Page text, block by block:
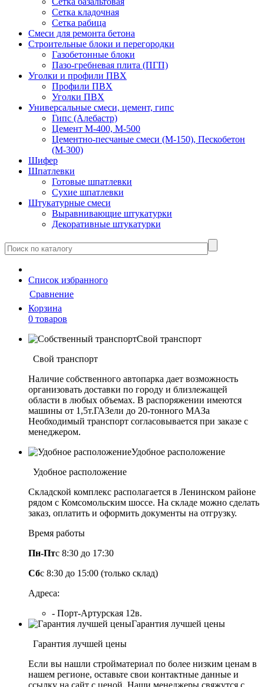
Сетка кладочная
Сетка рабица
Смеси для ремонта бетона
Строительные блоки и перегородки
Газобетонные блоки
Пазо-гребневая плита (ПГП)
Уголки и профили ПВХ
Профили ПВХ
Уголки ПВХ
Универсальные смеси, цемент, гипс
Гипс (Алебастр)
Цемент М-400, М-500
Цементно-песчаные смеси (М-150), Пескобетон
(М-300)
Шифер
Шпатлевки
Готовые шпатлевки
Сухие шпатлевки
Штукатурные смеси
Выравнивающие штукатурки
Декоративные штукатурки
Cписок избранного
Сравнение
Корзина
0 товаров
Свой транспорт
Свой транспорт
Наличие собственного автопарка дает возможность
организовать доставки по городу и близлежащей
области в любых объемах. В распоряжении имеются
машины от 1,5т.ГАЗели до 20-тонного МАЗа
Необходимый транспорт согласовывается при заказе с
менеджером.
Удобное расположение
Удобное расположение
Складской комплекс располагается в Ленинском районе
рядом с Комсомольским шоссе. На складе можно сделать
заказ, оплатить и оформить документы на отгрузку.
Время работы
Пн-Птс 8:30 до 17:30
Сбс 8:30 до 15:00 (только склад)
Адреса:
- Порт-Артурская 12в.
Гарантия лучшей цены
Гарантия лучшей цены
Если вы нашли стройматериал по более низким ценам в
нашем регионе, оставьте свои контактные данные и
ссылку на сайт с ценой. Наши менеджеры свяжутся с